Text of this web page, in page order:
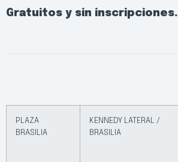
Gratuitos y sin inscripciones.
PLAZA
BRASILIA
KENNEDY LATERAL /
BRASILIA